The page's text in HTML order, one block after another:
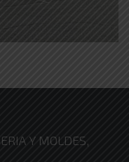
Y MOLDES,